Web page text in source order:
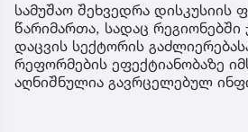
სამუშაო შეხვედრა დისკუსიის
წარიმართა, სადაც
დაცვის სექტორის
რეფორმების ეფექტიანობაზე
აღნიშნულია გავრცელებულ